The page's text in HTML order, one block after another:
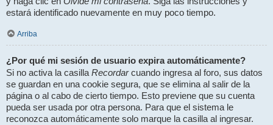
estará identificado nuevamente en muy poco tiempo.
Arriba
¿Por qué mi sesión de usuario expira automáticamente?
Si no activa la casilla Recordarcuando ingresa al foro, sus datos
se guardan en una cookie segura, que se elimina al salir de la
página o al cabo de cierto tiempo. Esto previene que su cuenta
pueda ser usada por otra persona. Para que el sistema le
reconozca automáticamente solo marque la casilla al ingresar.